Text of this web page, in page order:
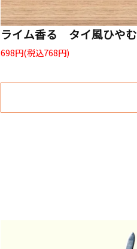
ライム香る タイ風ひや
698円(税込768円)